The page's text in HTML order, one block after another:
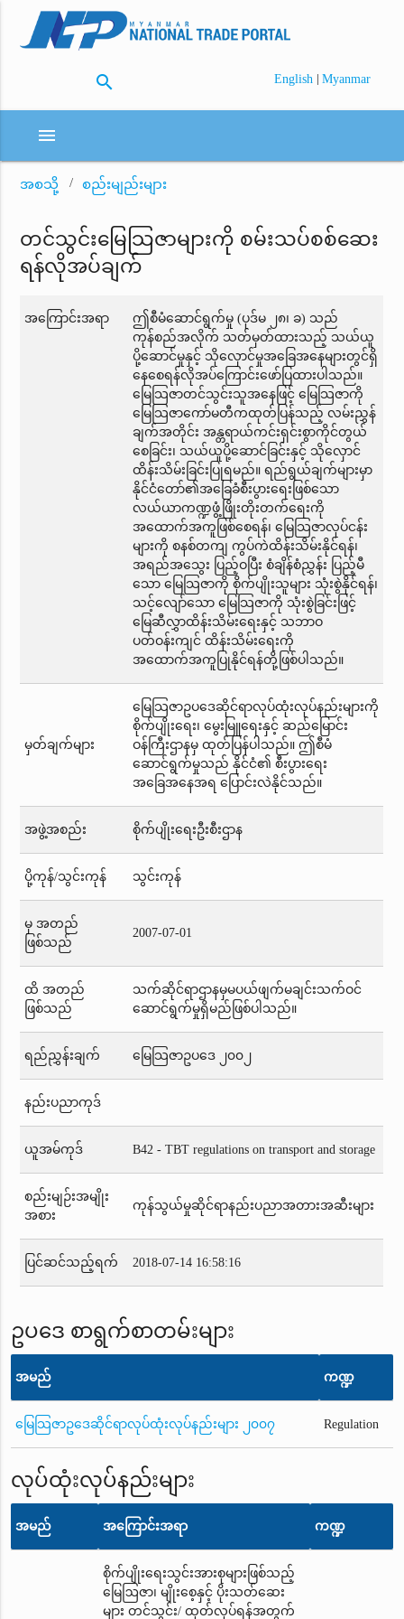
search English | Myanmar
menu
အစသို့ စည်းမျည်းများ
တင်သွင်းမြေသြဇာများကို စမ်းသပ်စစ်ဆေး
ရန်လိုအပ်ချက်
အကြောင်းအရာ
ဤစီမံဆောင်ရွက်မှု (ပုဒ်မ ၂၈၊ ခ) သည်
ကုန်စည်အလိုက် သတ်မှတ်ထားသည့် သယ်ယူ
ပို့ဆောင်မှုနှင့် သိုလှောင်မှုအခြေအနေများတွင်ရှိ
နေစေရန်လိုအပ်ကြောင်းဖော်ပြထားပါသည်။
မြေသြဇာတင်သွင်းသူအနေဖြင့် မြေသြဇာကို
မြေသြဇာကော်မတီကထုတ်ပြန်သည့် လမ်းညွှန်
ချက်အတိုင်း အန္တရာယ်ကင်းရှင်းစွာကိုင်တွယ်
စေခြင်း၊ သယ်ယူပို့ဆောင်ခြင်းနှင့် သိုလှောင်
ထိန်းသိမ်းခြင်းပြုရမည်။ ရည်ရွယ်ချက်များမှာ
နိုင်ငံတော်၏အခြေခံစီးပွားရေးဖြစ်သော
လယ်ယာကဏ္ဍဖွံ့ဖြိုးတိုးတက်ရေးကို
အထောက်အကူဖြစ်စေရန်၊ မြေသြဇာလုပ်ငန်း
များကို စနစ်တကျ ကွပ်ကဲထိန်းသိမ်းနိုင်ရန်၊
အရည်အသွေး ပြည့်ဝပြီး စံချိန်စံညွှန်း ပြည့်မီ
သော မြေသြဇာကို စိုက်ပျိုးသူများ သုံးစွဲနိုင်ရန်၊
သင့်လျော်သော မြေသြဇာကို သုံးစွဲခြင်းဖြင့်
မြေဆီလွှာထိန်းသိမ်းရေးနှင့် သဘာဝ
ပတ်ဝန်းကျင် ထိန်းသိမ်းရေးကို
အထောက်အကူပြုနိုင်ရန်တို့ဖြစ်ပါသည်။
မှတ်ချက်များ
မြေသြဇာဥပဒေဆိုင်ရာလုပ်ထုံးလုပ်နည်းများကို
စိုက်ပျိုးရေး၊ မွေးမြူရေးနှင့် ဆည်မြောင်း
ဝန်ကြီးဌာနမှ ထုတ်ပြန်ပါသည်။ ဤစီမံ
ဆောင်ရွက်မှုသည် နိုင်ငံ၏ စီးပွားရေး
အခြေအနေအရ ပြောင်းလဲနိုင်သည်။
အဖွဲ့အစည်း စိုက်ပျိုးရေးဦးစီးဌာန
ပို့ကုန်/သွင်းကုန် သွင်းကုန်
မှ အတည်
ဖြစ်သည်
2007-07-01
ထိ အတည်
ဖြစ်သည်
သက်ဆိုင်ရာဌာနမှမပယ်ဖျက်မချင်းသက်ဝင်
ဆောင်ရွက်မှုရှိမည်ဖြစ်ပါသည်။
ရည်ညွှန်းချက် မြေသြဇာဥပဒေ ၂၀၀၂
နည်းပညာကုဒ်
ယူအမ်ကုဒ် B42 - TBT regulations on transport and storage
စည်းမျဉ်းအမျိုး
အစား
ကုန်သွယ်မှုဆိုင်ရာနည်းပညာအတားအဆီးများ
ပြင်ဆင်သည့်ရက် 2018-07-14 16:58:16
ဥပဒေ စာရွက်စာတမ်းများ
အမည် ကဏ္ဍ
မြေသြဇာဥဒေဆိုင်ရာလုပ်ထုံးလုပ်နည်းများ ၂၀၀၇ Regulation
လုပ်ထုံးလုပ်နည်းများ
အမည် အကြောင်းအရာ ကဏ္ဍ
စိုက်ပျိုးရေးသွင်းအားစုများဖြစ်သည့်
မြေဩဇာ၊ မျိုးစေ့နှင့် ပိုးသတ်ဆေး
များ တင်သွင်း/ ထုတ်လုပ်ရန်အတွက်